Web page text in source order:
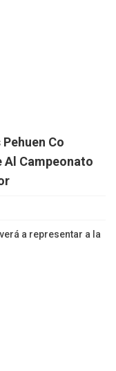
Co
Al Campeonato
a representar a la